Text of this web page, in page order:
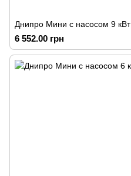
Днипро Мини с насосом 9 кВт
6 552.00 грн